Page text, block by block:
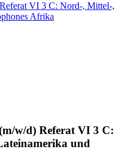
VI 3 C: Nord-, Mittel-,
Afrika
w/d) Referat VI 3 C:
und